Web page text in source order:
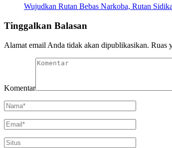
Wujudkan Rutan Bebas Narkoba, Rutan
Tinggalkan Balasan
Alamat email Anda tidak akan dipublikasikan. Ruas
Komentar